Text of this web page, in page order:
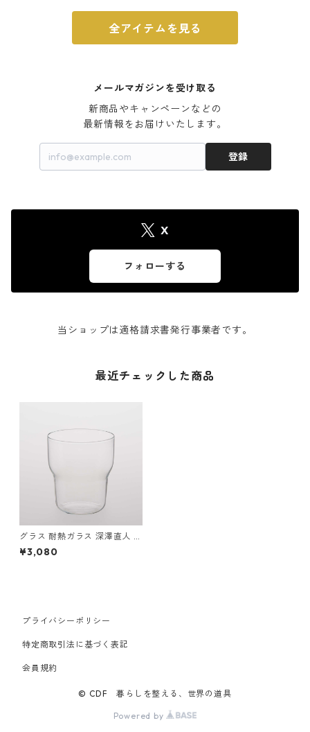
全アイテムを見る
メールマガジンを受け取る
新商品やキャンペーンなどの
最新情報をお届けいたします。
登録
X
フォローする
当ショップは適格請求書発行事業者です。
最近チェックした商品
グラス 耐熱ガラス 深澤直人 T
G Heat-resistant Glass Cup
Curved 250ml ティージー 耐
¥3,080
プライバシーポリシー
特定商取引法に基づく表記
会員規約
© CDF 暮らしを整える、世界の道具
Powered by